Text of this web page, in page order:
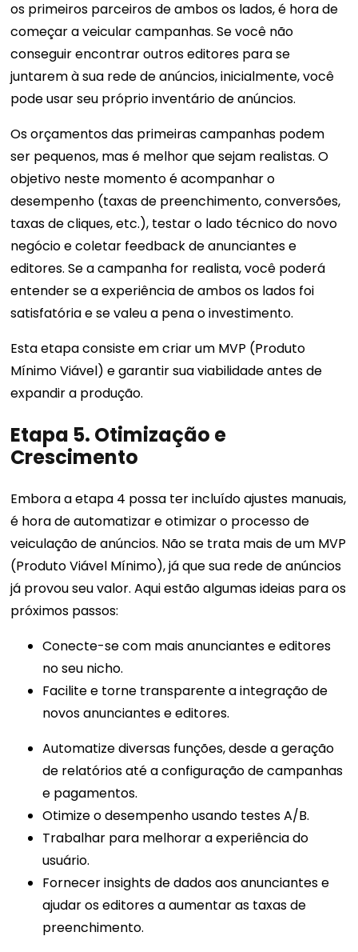
os primeiros parceiros de ambos os lados, é hora de
começar a veicular campanhas. Se você não
conseguir encontrar outros editores para se
juntarem à sua rede de anúncios, inicialmente, você
pode usar seu próprio inventário de anúncios.
Os orçamentos das primeiras campanhas podem
ser pequenos, mas é melhor que sejam realistas. O
objetivo neste momento é acompanhar o
desempenho (taxas de preenchimento, conversões,
taxas de cliques, etc.), testar o lado técnico do novo
negócio e coletar feedback de anunciantes e
editores. Se a campanha for realista, você poderá
entender se a experiência de ambos os lados foi
satisfatória e se valeu a pena o investimento.
Esta etapa consiste em criar um MVP (Produto
Mínimo Viável) e garantir sua viabilidade antes de
expandir a produção.
Etapa 5. Otimização e
Crescimento
Embora a etapa 4 possa ter incluído ajustes manuais,
é hora de automatizar e otimizar o processo de
veiculação de anúncios. Não se trata mais de um MVP
(Produto Viável Mínimo), já que sua rede de anúncios
já provou seu valor. Aqui estão algumas ideias para os
próximos passos:
Conecte-se com mais anunciantes e editores
no seu nicho.
Facilite e torne transparente a integração de
novos anunciantes e editores.
Automatize diversas funções, desde a geração
de relatórios até a configuração de campanhas
e pagamentos.
Otimize o desempenho usando testes A/B.
Trabalhar para melhorar a experiência do
usuário.
Fornecer insights de dados aos anunciantes e
ajudar os editores a aumentar as taxas de
preenchimento.